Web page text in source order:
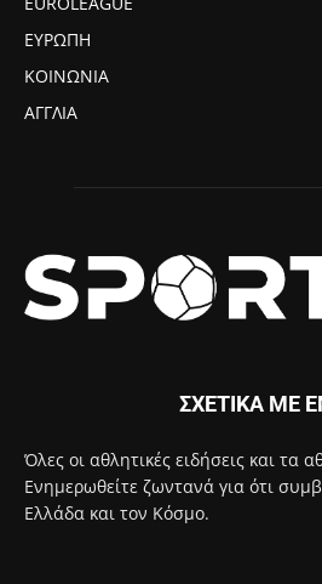
ΕΥΡΩΠΗ
ΚΟΙΝΩΝΙΑ
ΑΓΓΛΙΑ
ΣΧΕΤΙΚΑ ΜΕ
Όλες οι αθλητικές ειδήσεις και τα
Ενημερωθείτε ζωντανά για ότι
Ελλάδα και τον Κόσμο.